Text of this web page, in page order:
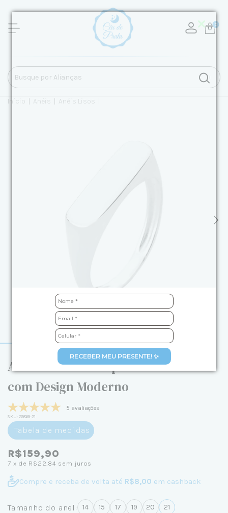
RECEBER MEU PRESENTE! ✨
0
Início Anéis Anéis Lisos
Anel de Prata Chapinha Reta Sinete
com Design Moderno
5 avaliações
SKU: 29869-21
Tabela de medidas
R$159,90
7 x de R$22,84 sem juros
Compre e receba de volta até R$8,00 em cashback
Tamanho do anel: 14 15 17 19 20 21